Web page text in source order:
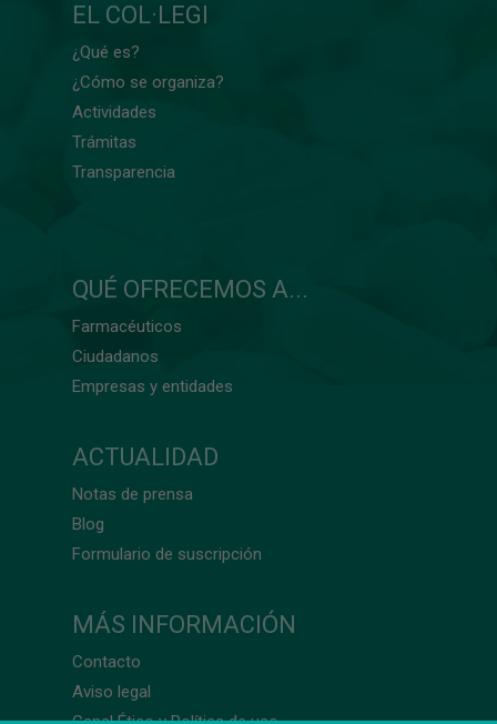
EL COL·LEGI
¿Qué es?
¿Cómo se organiza?
Actividades
Trámitas
Transparencia
QUÉ OFRECEMOS A...
Farmacéuticos
Ciudadanos
Empresas y entidades
ACTUALIDAD
Notas de prensa
Blog
Formulario de suscripción
MÁS INFORMACIÓN
Contacto
Aviso legal